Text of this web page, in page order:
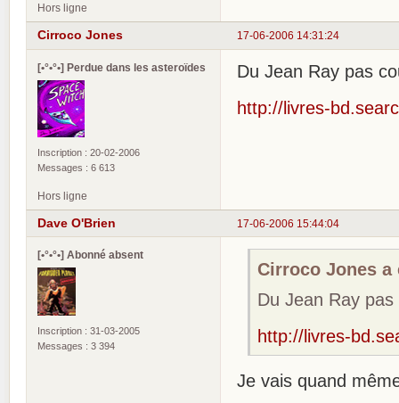
Hors ligne
17-06-2006 14:31:24
Cirroco Jones
[•°•°•] Perdue dans les asteroïdes
Inscription : 20-02-2006
Messages : 6 613
Du Jean Ray pas
http://livres-
Hors ligne
17-06-2006 15:44:04
Dave O'Brien
[•°•°•] Abonné absent
Inscription : 31-03-2005
Messages : 3 394
Cirroco Jones a
Du Jean Ray
http://livres-
Je vais quand